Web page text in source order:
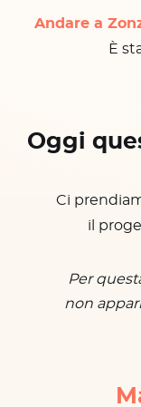
Andare a
È
Oggi
Ci
il
Per
non